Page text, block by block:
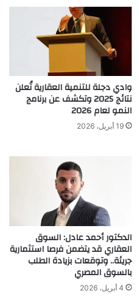
وادي دجلة للتنمية العقارية تُعلن
نتائج 2025 وتكشف عن برنامج
النمو لعام 2026
19 أبريل، 2026
الدكتور أحمد عادل: السوق
العقاري قد يتضمن فرصا استثمارية
جريئة.. وتوقعات بزيادة الطلب
بالسوق المصري
4 أبريل، 2026